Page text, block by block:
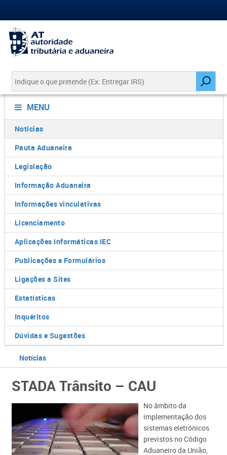
MENU
Notícias
Pauta Aduaneira
Legislação
Informação Aduaneira
Informações vinculativas
Licenciamento
Aplicações Informáticas IEC
Publicações e Formulários
Ligações a Sites
Estatísticas
Inquéritos
Dúvidas e Sugestões
Notícias
STADA Trânsito – CAU
​​No âmbito da
implementação dos
sistemas eletrónicos
previstos no Código
Aduaneiro da União,